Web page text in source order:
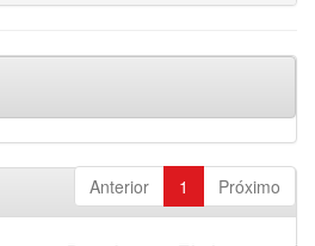
Anterior 1 Próximo